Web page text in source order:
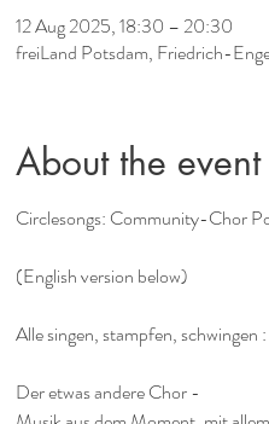
12 Aug 2025, 18:30 – 20:30
freiLand Potsdam, Friedrich-
About the event
Circlesongs: Community-Chor
(English version below)
Alle singen, stampfen, schwingen
Der etwas andere Chor -